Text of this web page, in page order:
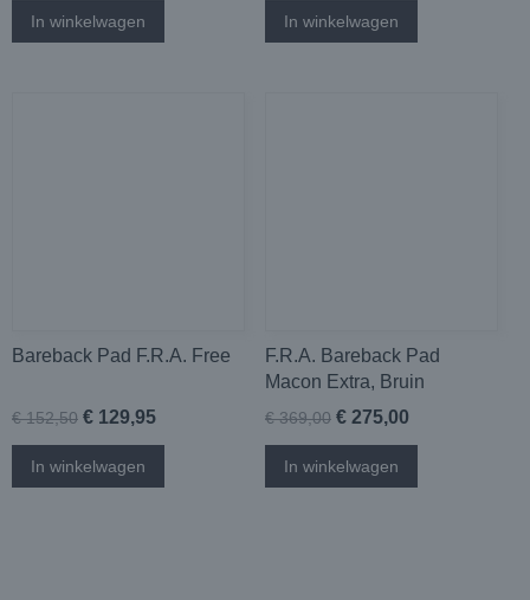
In winkelwagen In winkelwagen
Bareback Pad F.R.A. Free
€ 152,50 € 129,95
In winkelwagen
F.R.A. Bareback Pad
Macon Extra, Bruin
€ 369,00 € 275,00
In winkelwagen